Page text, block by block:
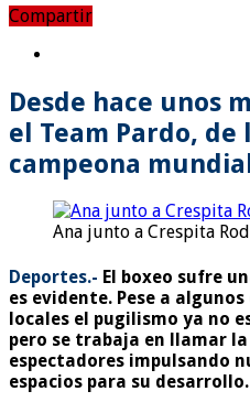
Compartir
Desde hace unos
el Team Pardo, de
campeona
Ana junto a Crespita
Deportes.- El boxeo sufre
es evidente. Pese a
locales el pugilismo ya no
pero se trabaja en llamar
espectadores impulsando
espacios para su desarrollo.